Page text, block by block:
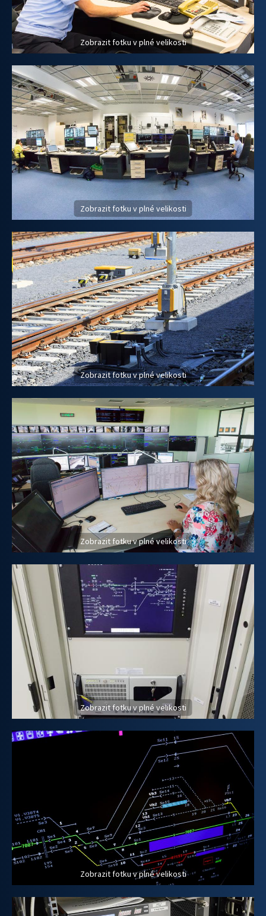
Zobrazit fotku v plné velikosti
Zobrazit fotku v plné velikosti
Zobrazit fotku v plné velikosti
Zobrazit fotku v plné velikosti
Zobrazit fotku v plné velikosti
Zobrazit fotku v plné velikosti